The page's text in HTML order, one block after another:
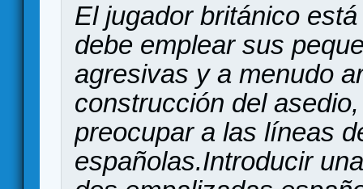
El jugador británico
debe emplear sus
agresivas y a menudo
construcción del
preocupar a las líneas
españolas.Introducir